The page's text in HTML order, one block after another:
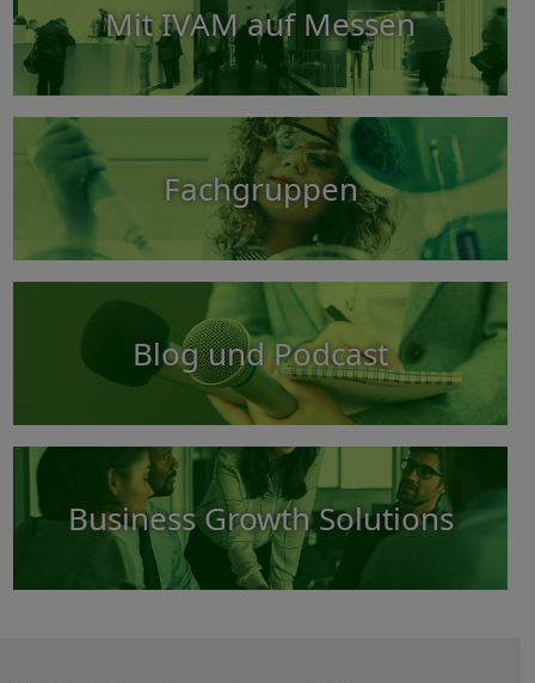
Mit IVAM auf Messen
Fachgruppen
Blog und Podcast
Business Growth Solutions